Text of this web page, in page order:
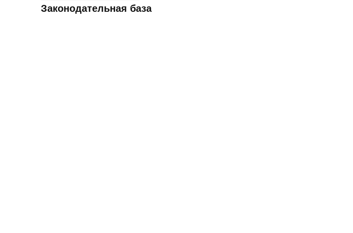
Законодательная база